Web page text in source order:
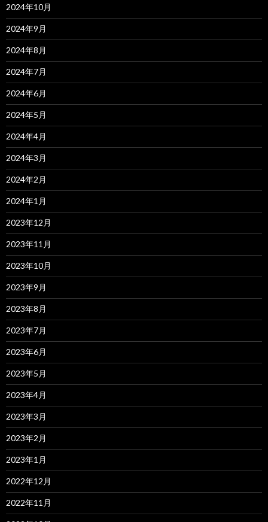
2024年10月
2024年9月
2024年8月
2024年7月
2024年6月
2024年5月
2024年4月
2024年3月
2024年2月
2024年1月
2023年12月
2023年11月
2023年10月
2023年9月
2023年8月
2023年7月
2023年6月
2023年5月
2023年4月
2023年3月
2023年2月
2023年1月
2022年12月
2022年11月